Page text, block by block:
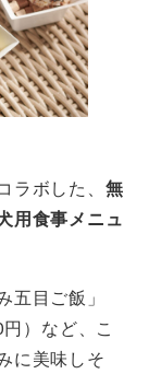
ボした、 無
用食事メニュ
五目ご飯」
）など、こ
に美味しそ